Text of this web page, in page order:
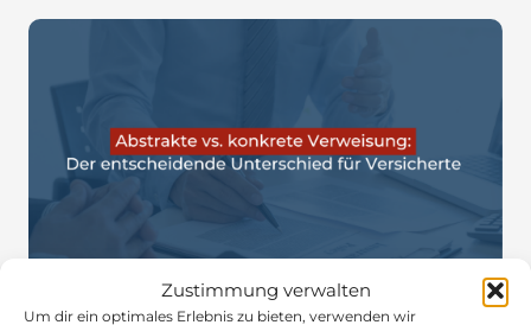
Zustimmung verwalten
Um dir ein optimales Erlebnis zu bieten, verwenden wir